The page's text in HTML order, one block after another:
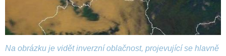
Na obrázku je vidět inverzní oblačnost, projevující se hlavně